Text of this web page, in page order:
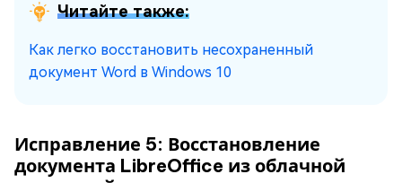
Читайте также:
Как легко восстановить несохраненный
документ Word в Windows 10
Исправление 5: Восстановление
документа LibreOffice из облачной